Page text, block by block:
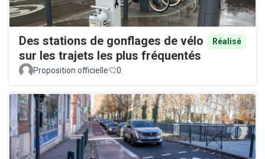
Des stations de gonflages de vélo
sur les trajets les plus fréquentés
Réalisé
Proposition officielle 0